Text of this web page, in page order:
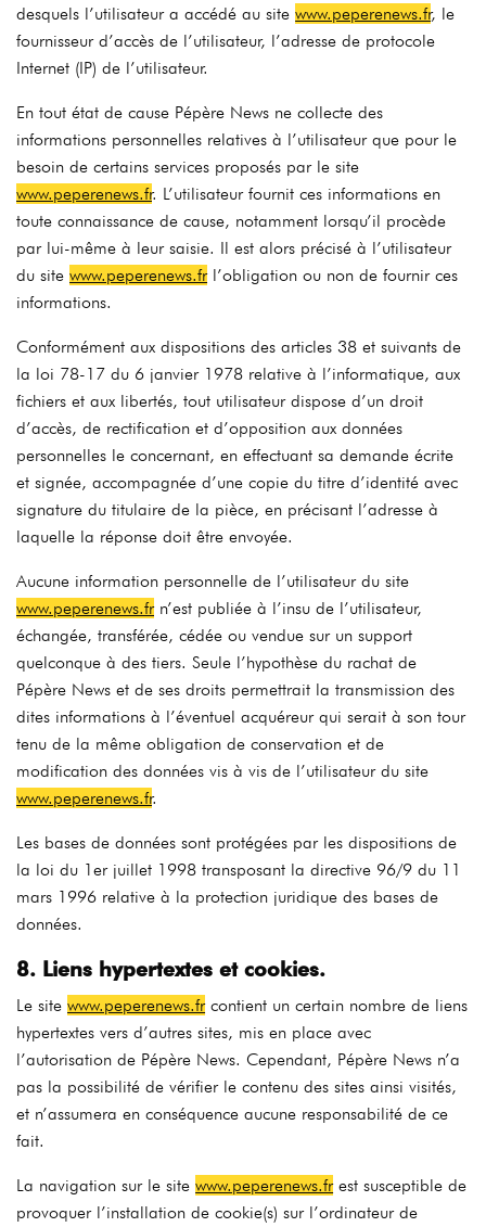
desquels l’utilisateur a accédé au sitewww.peperenews.fr, le
fournisseur d’accès de l’utilisateur, l’adresse de protocole
Internet (IP) de l’utilisateur.
En tout état de cause Pépère News ne collecte des
informations personnelles relatives à l’utilisateur que pour le
besoin de certains services proposés par le site
www.peperenews.fr. L’utilisateur fournit ces informations en
toute connaissance de cause, notamment lorsqu’il procède
par lui-même à leur saisie. Il est alors précisé à l’utilisateur
du sitewww.peperenews.frl’obligation ou non de fournir ces
informations.
Conformément aux dispositions des articles 38 et suivants de
la loi 78-17 du 6 janvier 1978 relative à l’informatique, aux
fichiers et aux libertés, tout utilisateur dispose d’un droit
d’accès, de rectification et d’opposition aux données
personnelles le concernant, en effectuant sa demande écrite
et signée, accompagnée d’une copie du titre d’identité avec
signature du titulaire de la pièce, en précisant l’adresse à
laquelle la réponse doit être envoyée.
Aucune information personnelle de l’utilisateur du site
www.peperenews.frn’est publiée à l’insu de l’utilisateur,
échangée, transférée, cédée ou vendue sur un support
quelconque à des tiers. Seule l’hypothèse du rachat de
Pépère News et de ses droits permettrait la transmission des
dites informations à l’éventuel acquéreur qui serait à son tour
tenu de la même obligation de conservation et de
modification des données vis à vis de l’utilisateur du site
www.peperenews.fr.
Les bases de données sont protégées par les dispositions de
la loi du 1er juillet 1998 transposant la directive 96/9 du 11
mars 1996 relative à la protection juridique des bases de
données.
8. Liens hypertextes et cookies.
Le sitewww.peperenews.frcontient un certain nombre de liens
hypertextes vers d’autres sites, mis en place avec
l’autorisation de Pépère News. Cependant, Pépère News n’a
pas la possibilité de vérifier le contenu des sites ainsi visités,
et n’assumera en conséquence aucune responsabilité de ce
fait.
La navigation sur le sitewww.peperenews.frest susceptible de
provoquer l’installation de cookie(s) sur l’ordinateur de